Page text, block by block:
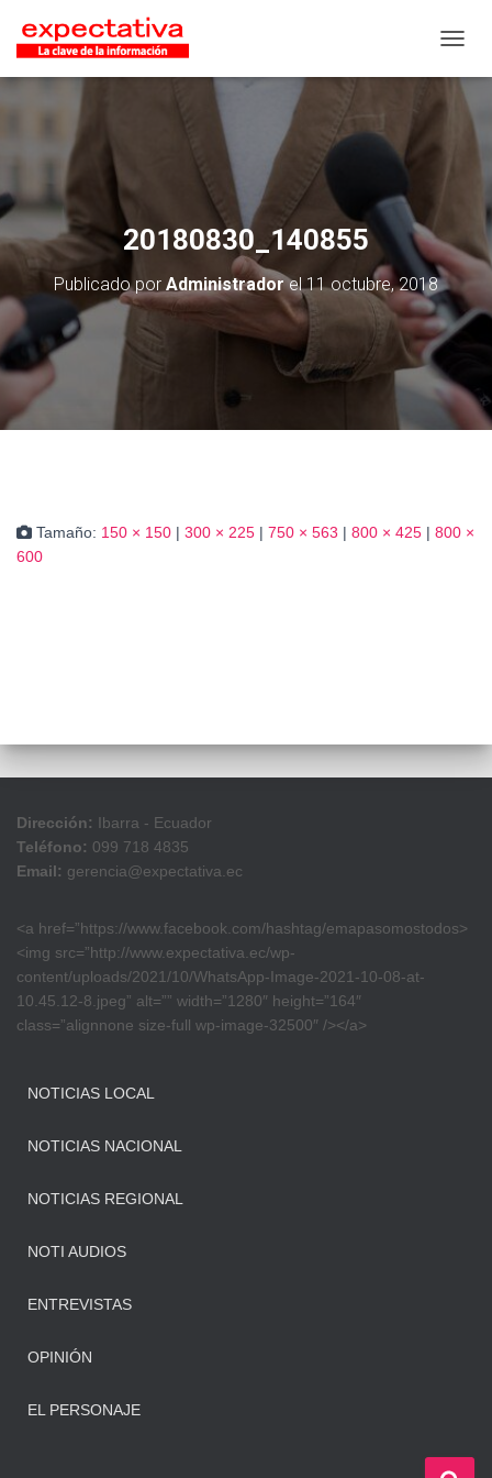
20180830_140855
Publicado por Administradorel11 octubre, 2018
Tamaño: 150 × 150 | 300 × 225 | 750 × 563 | 800 × 425 | 800 ×
600
Dirección: Ibarra - Ecuador
Teléfono: 099 718 4835
Email: gerencia@expectativa.ec
<a href=”https://www.facebook.com/hashtag/emapasomostodos>
<img src=”http://www.expectativa.ec/wp-
content/uploads/2021/10/WhatsApp-Image-2021-10-08-at-
10.45.12-8.jpeg” alt=”” width=”1280″ height=”164″
class=”alignnone size-full wp-image-32500″ /></a>
NOTICIAS LOCAL
NOTICIAS NACIONAL
NOTICIAS REGIONAL
NOTI AUDIOS
ENTREVISTAS
OPINIÓN
EL PERSONAJE